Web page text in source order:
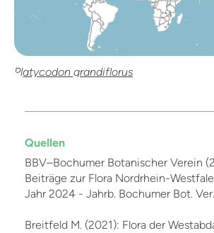
Platycodon grandiflorus
Quellen
BBV–Bochumer Botanischer Verein
Beiträge zur Flora Nordrhein-
Jahr 2024 - Jahrb. Bochumer Bot.
Breitfeld M. (2021): Flora der